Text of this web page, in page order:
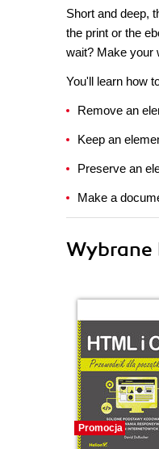
Short and deep,
the print or the
wait? Make your
You'll learn how
Remove an
Keep an
Preserve an
Make a
Promocja